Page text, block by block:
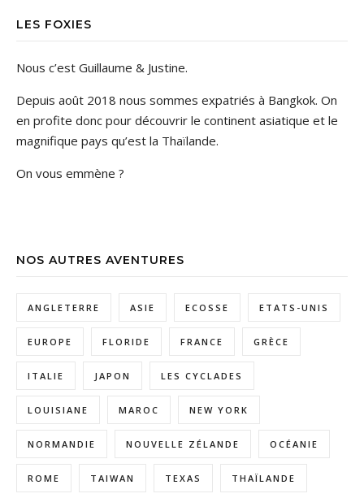
LES FOXIES
Nous c’est Guillaume & Justine.
Depuis août 2018 nous sommes expatriés à Bangkok. On
en profite donc pour découvrir le continent asiatique et le
magnifique pays qu’est la Thaïlande.
On vous emmène ?
NOS AUTRES AVENTURES
ANGLETERRE ASIE ECOSSE ETATS-UNIS
EUROPE FLORIDE FRANCE GRÈCE
ITALIE JAPON LES CYCLADES
LOUISIANE MAROC NEW YORK
NORMANDIE NOUVELLE ZÉLANDE OCÉANIE
ROME TAIWAN TEXAS THAÏLANDE